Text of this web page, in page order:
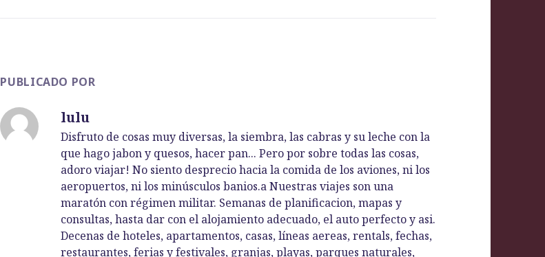
PUBLICADO POR
lulu
Disfruto de cosas muy diversas, la siembra, las cabras y su leche con la
que hago jabon y quesos, hacer pan... Pero por sobre todas las cosas,
adoro viajar! No siento desprecio hacia la comida de los aviones, ni los
aeropuertos, ni los minúsculos banios.a Nuestras viajes son una
maratón con régimen militar. Semanas de planificacion, mapas y
consultas, hasta dar con el alojamiento adecuado, el auto perfecto y asi.
Decenas de hoteles, apartamentos, casas, líneas aereas, rentals, fechas,
restaurantes, ferias y festivales, granjas, playas, parques naturales,